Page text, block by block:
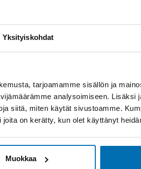
Yksityiskohdat
tarjoamamme sisällön ja
analysoimiseen. Lisäksi
siitä, miten käytät sivustoamme.
on kerätty, kun olet käyttänyt
Muokkaa
Rahoituslaskelma